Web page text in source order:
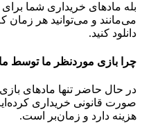
بله مادهای خریداری شما
می‌مانند و می‌توانید هر زمان
دانلود کنید.
چرا بازی موردنظر ما توسط
در حال حاضر تنها مادهای
صورت قانونی خریداری
هزینه دارد و زمان‌بر است.